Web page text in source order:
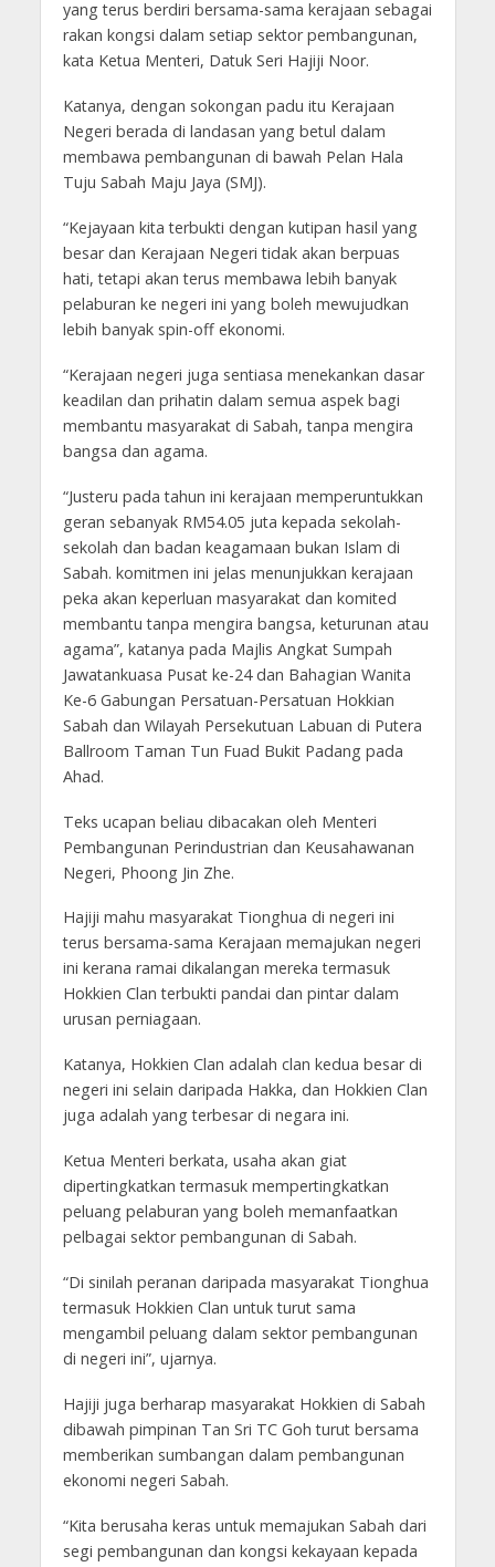
yang terus berdiri bersama-sama kerajaan sebagai
rakan kongsi dalam setiap sektor pembangunan,
kata Ketua Menteri, Datuk Seri Hajiji Noor.
Katanya, dengan sokongan padu itu Kerajaan
Negeri berada di landasan yang betul dalam
membawa pembangunan di bawah Pelan Hala
Tuju Sabah Maju Jaya (SMJ).
“Kejayaan kita terbukti dengan kutipan hasil yang
besar dan Kerajaan Negeri tidak akan berpuas
hati, tetapi akan terus membawa lebih banyak
pelaburan ke negeri ini yang boleh mewujudkan
lebih banyak spin-off ekonomi.
“Kerajaan negeri juga sentiasa menekankan dasar
keadilan dan prihatin dalam semua aspek bagi
membantu masyarakat di Sabah, tanpa mengira
bangsa dan agama.
“Justeru pada tahun ini kerajaan memperuntukkan
geran sebanyak RM54.05 juta kepada sekolah-
sekolah dan badan keagamaan bukan Islam di
Sabah. komitmen ini jelas menunjukkan kerajaan
peka akan keperluan masyarakat dan komited
membantu tanpa mengira bangsa, keturunan atau
agama”, katanya pada Majlis Angkat Sumpah
Jawatankuasa Pusat ke-24 dan Bahagian Wanita
Ke-6 Gabungan Persatuan-Persatuan Hokkian
Sabah dan Wilayah Persekutuan Labuan di Putera
Ballroom Taman Tun Fuad Bukit Padang pada
Ahad.
Teks ucapan beliau dibacakan oleh Menteri
Pembangunan Perindustrian dan Keusahawanan
Negeri, Phoong Jin Zhe.
Hajiji mahu masyarakat Tionghua di negeri ini
terus bersama-sama Kerajaan memajukan negeri
ini kerana ramai dikalangan mereka termasuk
Hokkien Clan terbukti pandai dan pintar dalam
urusan perniagaan.
Katanya, Hokkien Clan adalah clan kedua besar di
negeri ini selain daripada Hakka, dan Hokkien Clan
juga adalah yang terbesar di negara ini.
Ketua Menteri berkata, usaha akan giat
dipertingkatkan termasuk mempertingkatkan
peluang pelaburan yang boleh memanfaatkan
pelbagai sektor pembangunan di Sabah.
“Di sinilah peranan daripada masyarakat Tionghua
termasuk Hokkien Clan untuk turut sama
mengambil peluang dalam sektor pembangunan
di negeri ini”, ujarnya.
Hajiji juga berharap masyarakat Hokkien di Sabah
dibawah pimpinan Tan Sri TC Goh turut bersama
memberikan sumbangan dalam pembangunan
ekonomi negeri Sabah.
“Kita berusaha keras untuk memajukan Sabah dari
segi pembangunan dan kongsi kekayaan kepada